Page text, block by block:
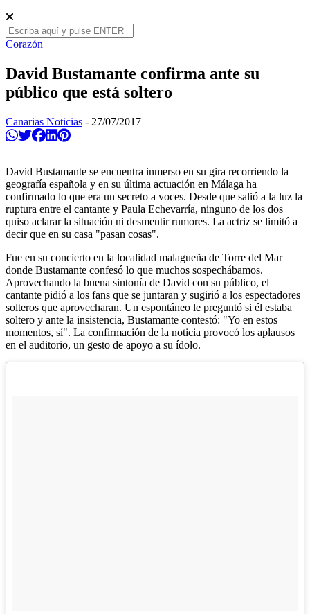
Corazón
David Bustamante confirma ante su
público que está soltero
Canarias Noticias - 27/07/2017
Compartir en Whatsapp
Twittear
Compartir en Facebook
Compartir en Linkedin
Compartir en Pinterest
David Bustamante se encuentra inmerso en su gira recorriendo la
geografía española y en su última actuación en Málaga ha
confirmado lo que era un secreto a voces. Desde que salió a la luz la
ruptura entre el cantante y Paula Echevarría, ninguno de los dos
quiso aclarar la situación ni desmentir rumores. La actriz se limitó a
decir que en su casa "pasan cosas".
Fue en su concierto en la localidad malagueña de Torre del Mar
donde Bustamante confesó lo que muchos sospechábamos.
Aprovechando la buena sintonía de David con su público, el
cantante pidió a los fans que se juntaran y sugirió a los espectadores
solteros que aprovecharan. Un espontáneo le preguntó si él estaba
soltero y ante la insistencia, Bustamante contestó: "Yo en estos
momentos, sí". La confirmación de la noticia provocó los aplausos
en el auditorio, un gesto de apoyo a su ídolo.